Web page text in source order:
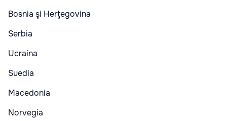
Bosnia şi Herţegovina
Serbia
Ucraina
Suedia
Macedonia
Norvegia